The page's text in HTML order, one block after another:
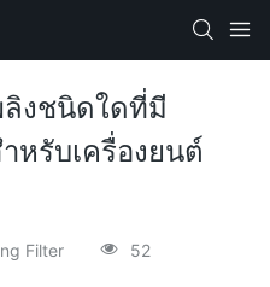
ลิงชนิดใดที่มี
หรับเครื่องยนต์
Filter 52